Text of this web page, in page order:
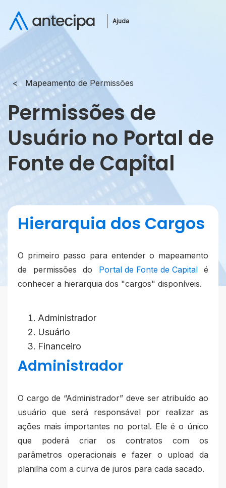
Ajuda
Mapeamento de Permissões
Permissões de
Usuário no Portal de
Fonte de Capital
Hierarquia dos Cargos
O primeiro passo para entender o mapeamento
de permissões do Portal de Fonte de Capitalé
conhecer a hierarquia dos "cargos" disponíveis.
Administrador
Usuário
Financeiro
Administrador
O cargo de “Administrador” deve ser atribuído ao
usuário que será responsável por realizar as
ações mais importantes no portal. Ele é o único
que poderá criar os contratos com os
parâmetros operacionais e fazer o upload da
planilha com a curva de juros para cada sacado.